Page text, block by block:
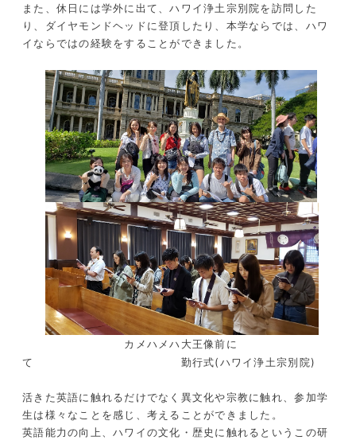
また、休日には学外に出て、ハワイ浄土宗別院を訪問した
り、ダイヤモンドヘッドに登頂したり、本学ならでは、ハワ
イならではの経験をすることができました。
カメハメハ大王像前に
て 勤行式(ハワイ浄土宗別院)
活きた英語に触れるだけでなく異文化や宗教に触れ、参加学
生は様々なことを感じ、考えることができました。
英語能力の向上、ハワイの文化・歴史に触れるというこの研